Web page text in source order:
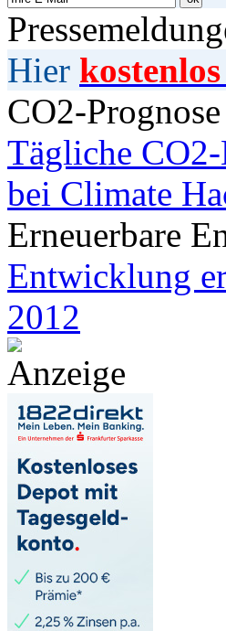
Hier
CO2-Prognose
Tägliche
bei Climate
Erneuerbare
Entwicklung
2012
Anzeige